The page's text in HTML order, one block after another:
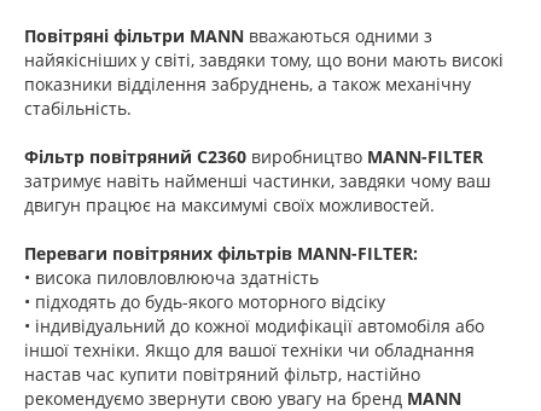
Повітряні фільтри MANN вважаються одними з
найякісніших у світі, завдяки тому, що вони мають високі
показники відділення забруднень, а також механічну
стабільність.
Фільтр повітряний C2360 виробництво MANN-FILTER
затримує навіть найменші частинки, завдяки чому ваш
двигун працює на максимумі своїх можливостей.
Переваги повітряних фільтрів MANN-FILTER:
• висока пиловловлююча здатність
• підходять до будь-якого моторного відсіку
• індивідуальний до кожної модифікації автомобіля або
іншої техніки. Якщо для вашої техніки чи обладнання
настав час купити повітряний фільтр, настійно
рекомендуємо звернути свою увагу на бренд MANN